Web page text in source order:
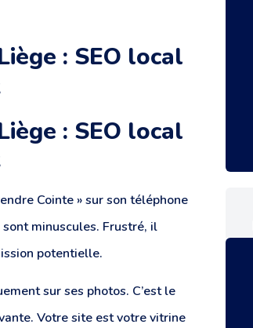
: SEO local
: SEO local
Cointe » sur son téléphone
minuscules. Frustré, il
potentielle.
sur ses photos. C’est le
Votre site est votre vitrine